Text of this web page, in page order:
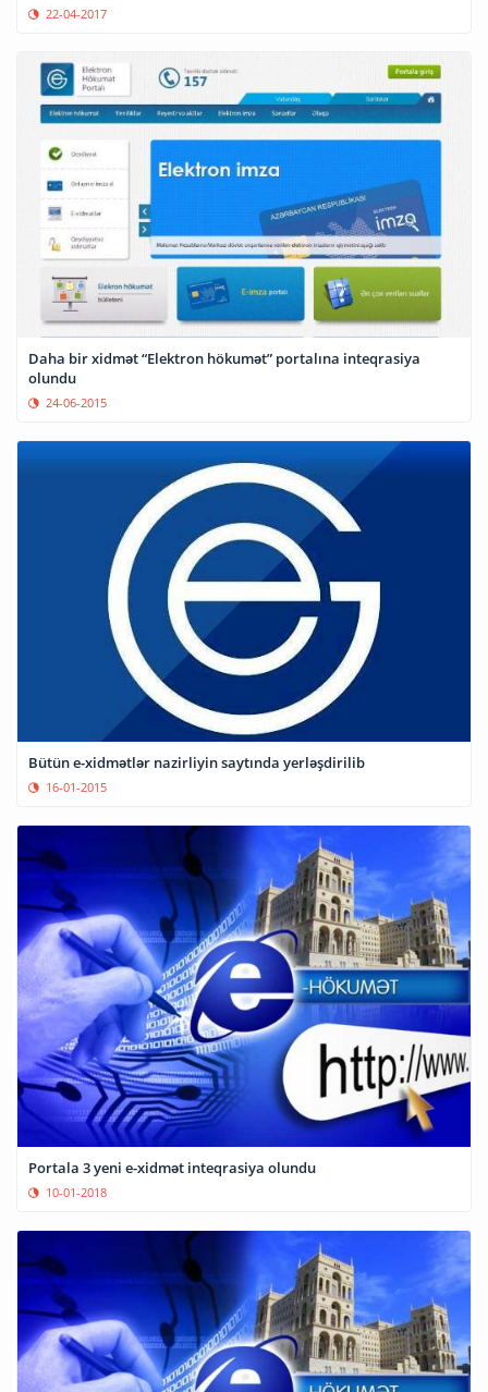
22-04-2017
Daha bir xidmət “Elektron hökumət” portalına inteqrasiya
olundu
24-06-2015
Bütün e-xidmətlər nazirliyin saytında yerləşdirilib
16-01-2015
Portala 3 yeni e-xidmət inteqrasiya olundu
10-01-2018